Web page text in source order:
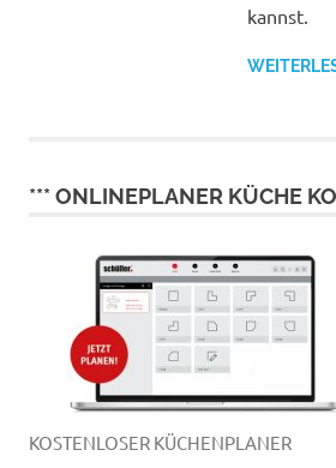
kannst.
*** ONLINEPLANER KÜCHE
KOSTENLOSER KÜCHENPLANER